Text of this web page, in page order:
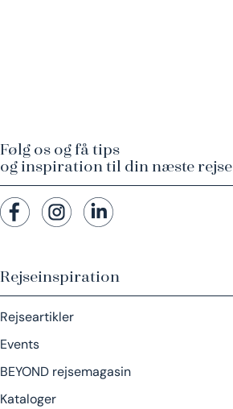
Rejseinspiration
Rejseartikler
Events
BEYOND rejsemagasin
Kataloger
Følg os og få tips
og inspiration til din næste rejse